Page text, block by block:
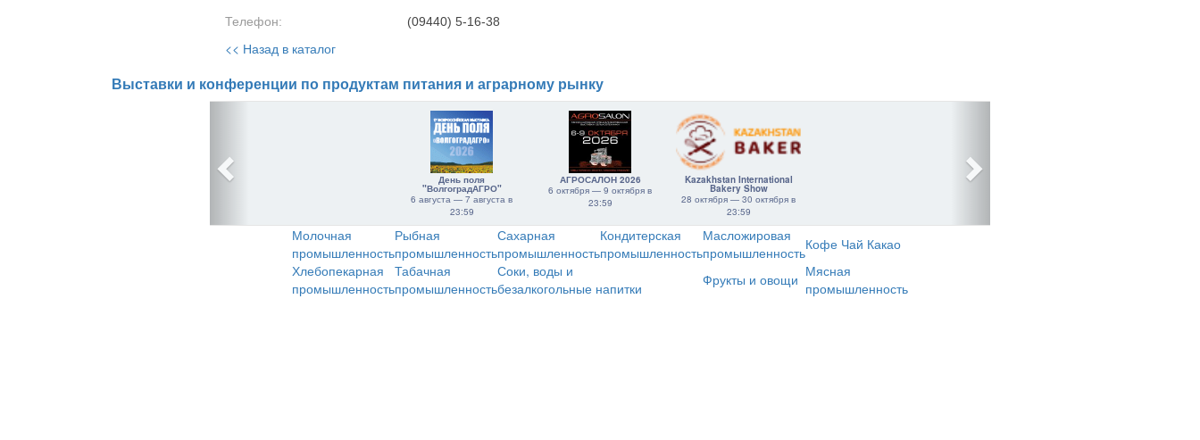
Телефон: (09440) 5-16-38
<< Назад в каталог
Выставки и конференции по продуктам питания и аграрному рынку
День поля
"ВолгоградАГРО"
6 августа — 7 августа в
23:59
АГРОСАЛОН 2026
6 октября — 9 октября в
23:59
Kazakhstan International
Bakery Show
28 октября — 30 октября в
23:59
Молочная
промышленность
Рыбная
промышленность
Сахарная
промышленность
Кондитерская
промышленность
Масложировая
промышленностьКофе Чай Какао
Хлебопекарная
промышленность
Табачная
промышленность
Соки, воды и
безалкогольные напитки
Фрукты и овощи Мясная
промышленность